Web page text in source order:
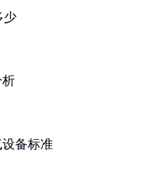
少
析
备标准